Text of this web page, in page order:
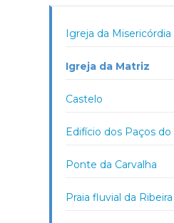
Igreja da Misericórdia
Igreja da Matriz
Castelo
Edifício dos Paços
Ponte da Carvalha
Praia fluvial da